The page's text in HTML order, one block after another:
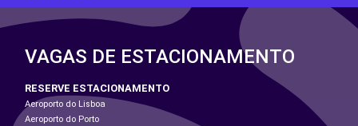
VAGAS DE ESTACIONAMENTO
RESERVE ESTACIONAMENTO
Aeroporto do Lisboa
Aeroporto do Porto